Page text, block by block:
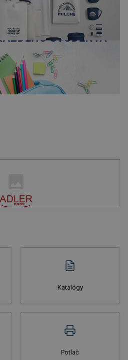
Katalógy
Potlač